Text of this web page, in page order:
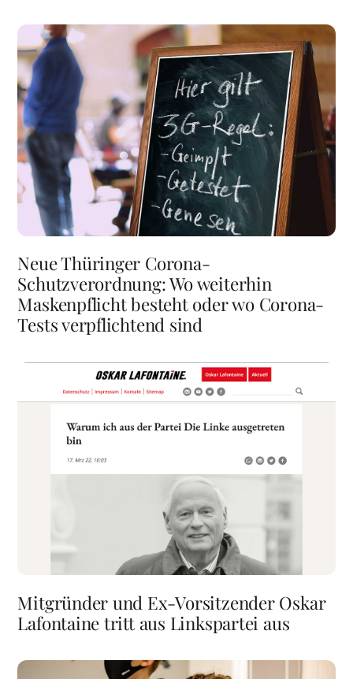
Neue Thüringer Corona-
Schutzverordnung: Wo weiterhin
Maskenpflicht besteht oder wo Corona-
Tests verpflichtend sind
Mitgründer und Ex-Vorsitzender Oskar
Lafontaine tritt aus Linkspartei aus